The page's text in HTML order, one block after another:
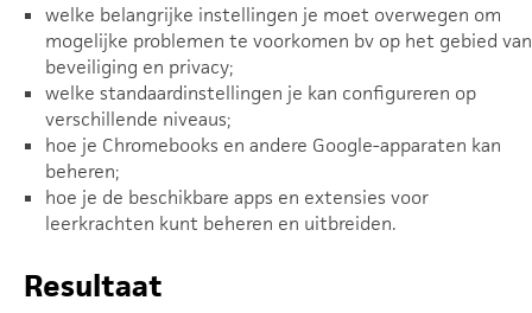
welke belangrijke instellingen je moet overwegen om
mogelijke problemen te voorkomen bv op het gebied van
beveiliging en privacy;
welke standaardinstellingen je kan configureren op
verschillende niveaus;
hoe je Chromebooks en andere Google-apparaten kan
beheren;
hoe je de beschikbare apps en extensies voor
leerkrachten kunt beheren en uitbreiden.
Resultaat